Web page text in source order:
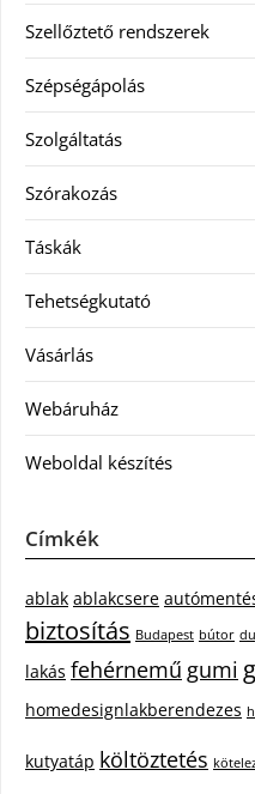
Szellőztető rendszerek
Szépségápolás
Szolgáltatás
Szórakozás
Táskák
Tehetségkutató
Vásárlás
Webáruház
Weboldal készítés
Címkék
ablak ablakcsere
biztosítás Budapest bútor
lakás fehérnemű gumi
homedesignlakberendezes
kutyatáp költöztetés